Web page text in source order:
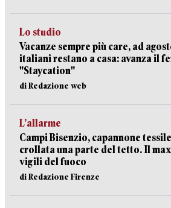
Lo studio
Vacanze sempre più care, ad
italiani restano a casa: avanza il
"Staycation"
di Redazione web
L’allarme
Campi Bisenzio, capannone
crollata una parte del tetto. Il
vigili del fuoco
di Redazione Firenze